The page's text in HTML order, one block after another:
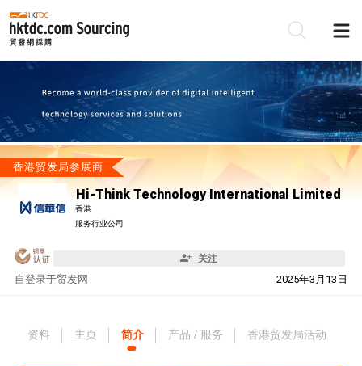
香港贸发局参展商
Hi-Think Technology International Limited
香港
服务行业公司
关注
自 2025年3月13日
登录于贸发网
资料 主页 简介 产品 / 服务 香港贸发局活动